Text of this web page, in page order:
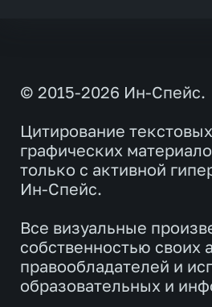
© 2015-2026 Ин-Спейс.
Цитирование
графических
только с активной
Ин-Спейс.
Все визуальные
собственностью своих
правообладателей и
образовательных и